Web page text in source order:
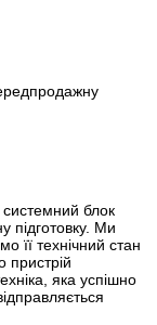
блок
підготовку. Ми
її технічний стан
пристрій
яка успішно